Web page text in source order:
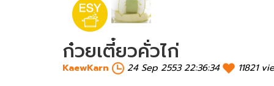
ก๋วยเตี๋ยวคั่วไก่
KaewKarn 24 Sep 2553 22:36:34 11821